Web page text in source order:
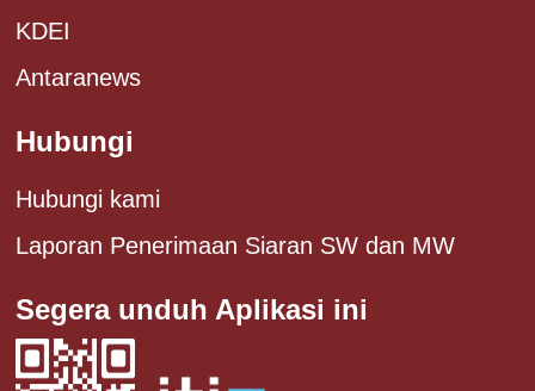
KDEI
Antaranews
Hubungi
Hubungi kami
Laporan Penerimaan Siaran SW dan MW
Segera unduh Aplikasi ini